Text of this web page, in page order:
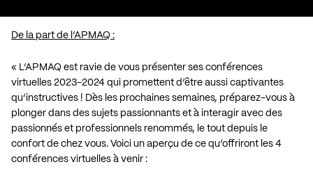
De la part de l’APMAQ :
« L’APMAQ est ravie de vous présenter ses conférences
virtuelles 2023-2024 qui promettent d’être aussi captivantes
qu’instructives ! Dès les prochaines semaines, préparez-vous à
plonger dans des sujets passionnants et à interagir avec des
passionnés et professionnels renommés, le tout depuis le
confort de chez vous. Voici un aperçu de ce qu’offriront les 4
conférences virtuelles à venir :